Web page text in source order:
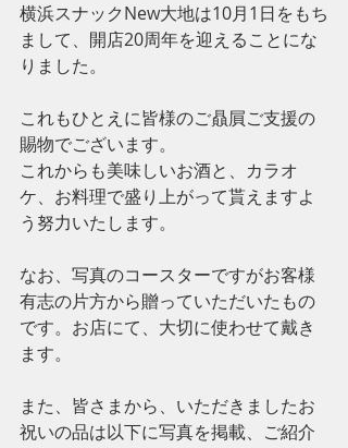
横浜スナックNew大地は10月1日をもち
まして、開店20周年を迎えることにな
りました。
これもひとえに皆様のご贔屓ご支援の
賜物でございます。
これからも美味しいお酒と、カラオ
ケ、お料理で盛り上がって貰えますよ
う努力いたします。
なお、写真のコースターですがお客様
有志の片方から贈っていただいたもの
です。お店にて、大切に使わせて戴き
ます。
また、皆さまから、いただきましたお
祝いの品は以下に写真を掲載、ご紹介